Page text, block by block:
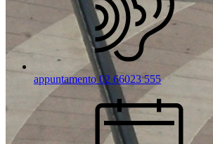
appuntamento 02 66023 555